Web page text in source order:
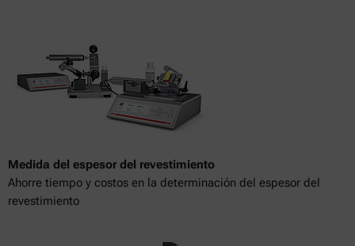
Medida del espesor del revestimiento
Ahorre tiempo y costos en la determinación del espesor del
revestimiento